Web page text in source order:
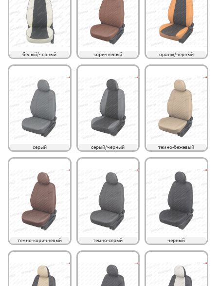
белый/черный коричневый оранж/черный
серый серый/черный темно-бежевый
темно-коричневый темно-серый черный